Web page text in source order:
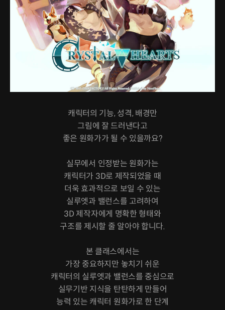
캐릭터의 기능, 성격, 배경만
그림에 잘 드러낸다고
좋은 원화가가 될 수 있을까요?
실무에서 인정받는 원화가는
캐릭터가 3D로 제작되었을 때
더욱 효과적으로 보일 수 있는
실루엣과 밸런스를 고려하여
3D 제작자에게 명확한 형태와
구조를 제시할 줄 알아야 합니다.
본 클래스에서는
가장 중요하지만 놓치기 쉬운
캐릭터의 실루엣과 밸런스를 중심으로
실무기반 지식을 탄탄하게 만들어
능력 있는 캐릭터 원화가로 한 단계